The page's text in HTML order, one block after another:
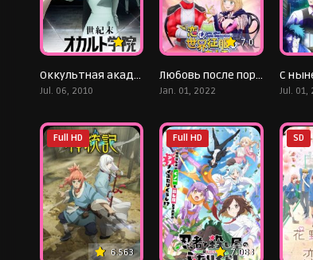
7
Оккультная академия
Jul. 06, 2010
7.0
Любовь после порабощения мира
Jan. 01, 2022 Jul. 01,
6.563
Full HD
7.083
Full HD SD